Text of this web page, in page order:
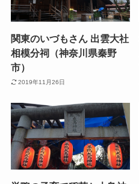
関東のいづもさん 出雲大社
相模分祠（神奈川県秦野
市）
2019年11月26日